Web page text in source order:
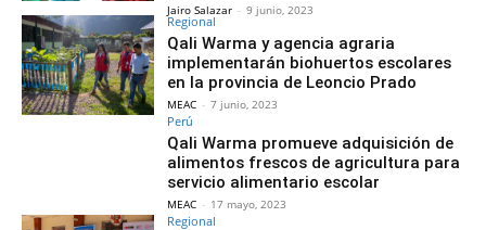
Jairo Salazar - 9 junio, 2023
Regional
Qali Warma y agencia agraria
implementarán biohuertos escolares
en la provincia de Leoncio Prado
MEAC - 7 junio, 2023
Perú
Qali Warma promueve adquisición de
alimentos frescos de agricultura para
servicio alimentario escolar
MEAC - 17 mayo, 2023
Regional